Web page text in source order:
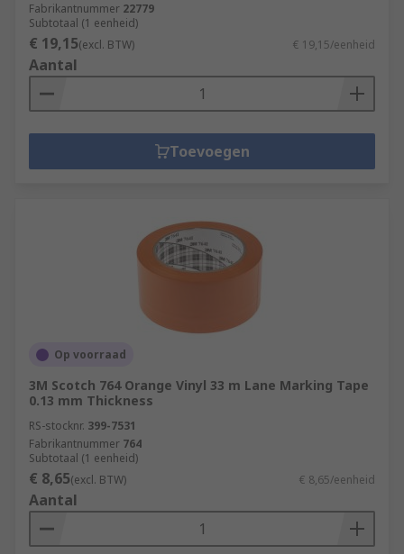
Fabrikantnummer 22779
Subtotaal (1 eenheid)
€ 19,15(excl. BTW) € 19,15/eenheid
Aantal
Toevoegen
Op voorraad
3M Scotch 764 Orange Vinyl 33 m Lane Marking Tape
0.13 mm Thickness
RS-stocknr. 399-7531
Fabrikantnummer 764
Subtotaal (1 eenheid)
€ 8,65(excl. BTW) € 8,65/eenheid
Aantal